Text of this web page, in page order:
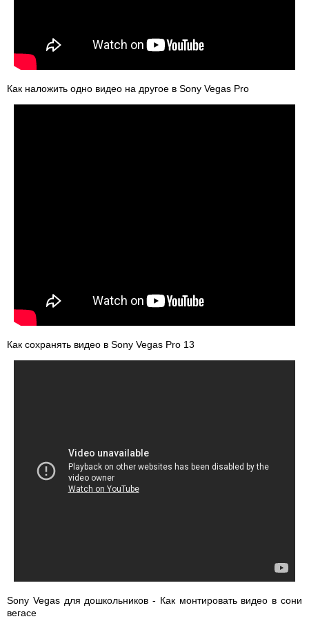
Как наложить одно видео на другое в Sony Vegas Pro
Как сохранять видео в Sony Vegas Pro 13
Sony Vegas для дошкольников - Как монтировать видео в сони
вегасе